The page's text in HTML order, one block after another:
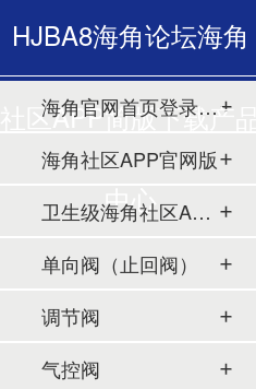
HJBA8海角论坛海角
社区APP简版下载产品
中心
海角官网首页登录入口
海角社区APP官网版
卫生级海角社区APP简版下载
单向阀（止回阀）
调节阀
气控阀